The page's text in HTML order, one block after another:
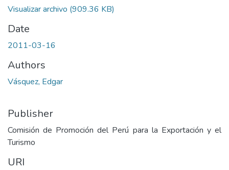
Visualizar archivo (909.36 KB)
Date
2011-03-16
Authors
Vásquez, Edgar
Publisher
Comisión de Promoción del Perú para la Exportación y el
Turismo
URI